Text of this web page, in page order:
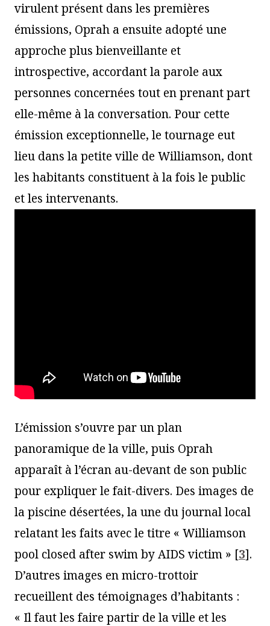
virulent présent dans les premières
émissions, Oprah a ensuite adopté une
approche plus bienveillante et
introspective, accordant la parole aux
personnes concernées tout en prenant part
elle-même à la conversation. Pour cette
émission exceptionnelle, le tournage eut
lieu dans la petite ville de Williamson, dont
les habitants constituent à la fois le public
et les intervenants.
L’émission s’ouvre par un plan
panoramique de la ville, puis Oprah
apparaît à l’écran au-devant de son public
pour expliquer le fait-divers. Des images de
la piscine désertées, la une du journal local
relatant les faits avec le titre « Williamson
pool closed after swim by AIDS victim » [3].
D’autres images en micro-trottoir
recueillent des témoignages d’habitants :
« Il faut les faire partir de la ville et les